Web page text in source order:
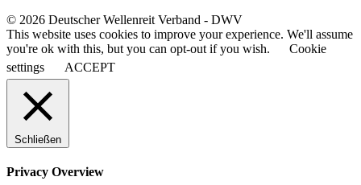
© 2026 Deutscher Wellenreit Verband - DWV
This website uses cookies to improve your experience. We'll assume
you're ok with this, but you can opt-out if you wish.
Cookie
settings
ACCEPT
Schließen
Privacy Overview